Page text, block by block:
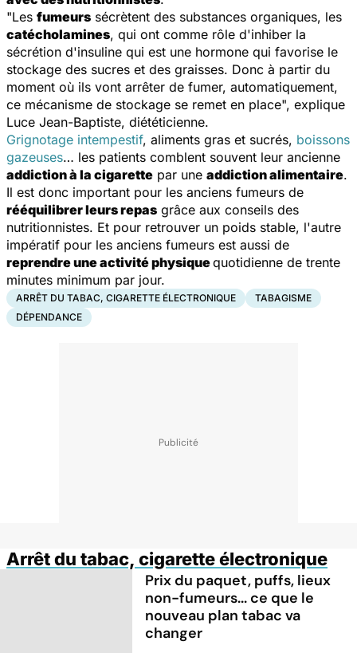
"Les fumeurs sécrètent des substances organiques, les
catécholamines, qui ont comme rôle d'inhiber la
sécrétion d'insuline qui est une hormone qui favorise le
stockage des sucres et des graisses. Donc à partir du
moment où ils vont arrêter de fumer, automatiquement,
ce mécanisme de stockage se remet en place", explique
Luce Jean-Baptiste, diététicienne.
Grignotage intempestif, aliments gras et sucrés, boissons
gazeuses… les patients comblent souvent leur ancienne
addiction à la cigarette par une addiction alimentaire.
Il est donc important pour les anciens fumeurs de
rééquilibrer leurs repas grâce aux conseils des
nutritionnistes. Et pour retrouver un poids stable, l'autre
impératif pour les anciens fumeurs est aussi de
reprendre une activité physiquequotidienne de trente
minutes minimum par jour.
ARRÊT DU TABAC, CIGARETTE ÉLECTRONIQUE
TABAGISME
DÉPENDANCE
Arrêt du tabac, cigarette électronique
Prix du paquet, puffs, lieux
non-fumeurs... ce que le
nouveau plan tabac va
changer